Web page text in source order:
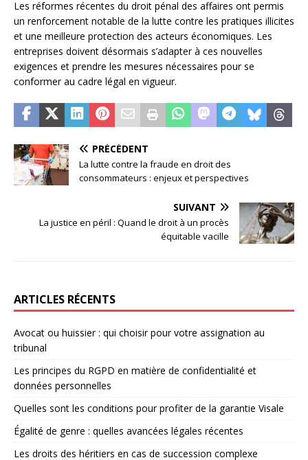
Les réformes récentes du droit pénal des affaires ont permis
un renforcement notable de la lutte contre les pratiques illicites
et une meilleure protection des acteurs économiques. Les
entreprises doivent désormais s’adapter à ces nouvelles
exigences et prendre les mesures nécessaires pour se
conformer au cadre légal en vigueur.
PRÉCÉDENT
La lutte contre la fraude en droit des
consommateurs : enjeux et perspectives
SUIVANT
La justice en péril : Quand le droit à un procès
équitable vacille
ARTICLES RÉCENTS
Avocat ou huissier : qui choisir pour votre assignation au
tribunal
Les principes du RGPD en matière de confidentialité et
données personnelles
Quelles sont les conditions pour profiter de la garantie Visale
Égalité de genre : quelles avancées légales récentes
Les droits des héritiers en cas de succession complexe